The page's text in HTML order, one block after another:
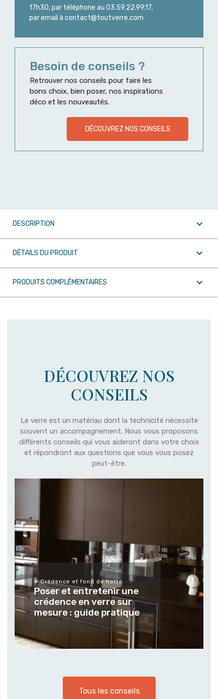
17h30, par téléphone au 03.59.22.99.17,
par email à contact@toutverre.com
Besoin de conseils ?
Retrouver nos conseils pour faire les
bons choix, bien poser, nos inspirations
déco et les nouveautés.
DÉCOUVREZ NOS CONSEILS
DESCRIPTION 
DÉTAILS DU PRODUIT 
PRODUITS COMPLÉMENTAIRES 
DÉCOUVREZ NOS
CONSEILS
Le verre est un matériau dont la technicité nécessite
souvent un accompagnement. Nous vous proposons
différents conseils qui vous aideront dans votre choix
et répondront aux questions que vous vous posez
peut-être.
# Différents types de verres et leurs
Tendances et usages des
verres et vitrages sur
mesure pour les espaces
extérieur
Tous les conseils